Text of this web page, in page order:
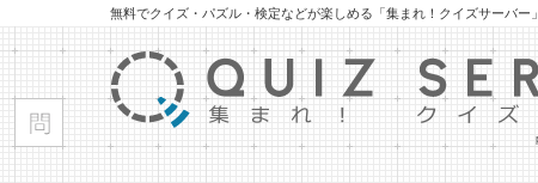
無料でクイズ・パズル・検定などが楽しめる「集まれ！クイズサーバー」